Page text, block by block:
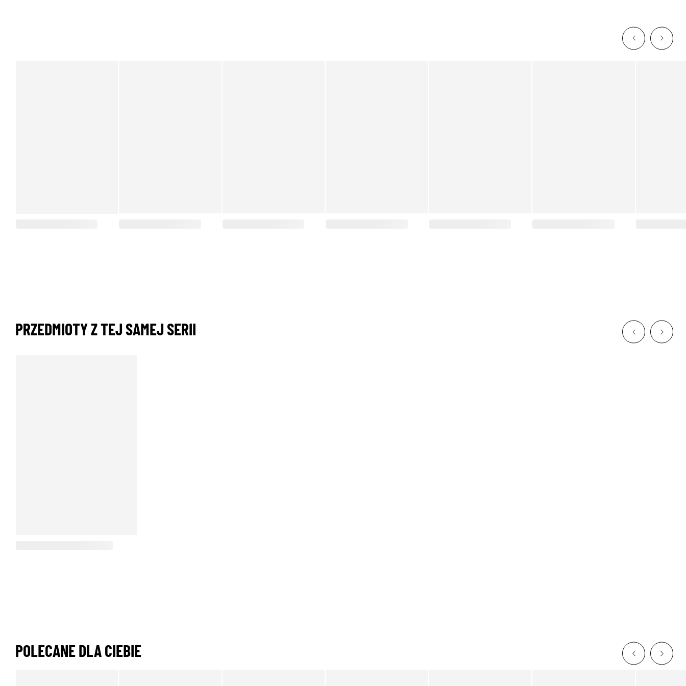
PRZEDMIOTY Z TEJ SAMEJ SERII
POLECANE DLA CIEBIE